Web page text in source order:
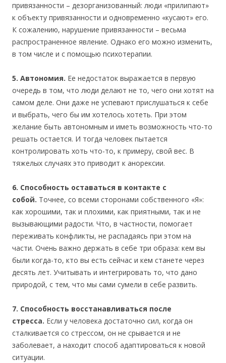
привязанности – дезорганизованный: люди «прилипают»
к объекту привязанности и одновременно «кусают» его.
К сожалению, нарушение привязанности – весьма
распространенное явление. Однако его можно изменить,
в том числе и с помощью психотерапии.
5. Автономия. Ее недостаток выражается в первую
очередь в том, что люди делают не то, чего они хотят на
самом деле. Они даже не успевают прислушаться к себе
и выбрать, чего бы им хотелось хотеть. При этом
желание быть автономным и иметь возможность что-то
решать остается. И тогда человек пытается
контролировать хоть что-то, к примеру, свой вес. В
тяжелых случаях это приводит к анорексии.
6. Способность оставаться в контакте с
собой. Точнее, со всеми сторонами собственного «Я»:
как хорошими, так и плохими, как приятными, так и не
вызывающими радости. Что, в частности, помогает
переживать конфликты, не распадаясь при этом на
части. Очень важно держать в себе три образа: кем вы
были когда-то, кто вы есть сейчас и кем станете через
десять лет. Учитывать и интегрировать то, что дано
природой, с тем, что мы сами сумели в себе развить.
7. Способность восстанавливаться после
стресса. Если у человека достаточно сил, когда он
сталкивается со стрессом, он не срывается и не
заболевает, а находит способ адаптироваться к новой
ситуации.